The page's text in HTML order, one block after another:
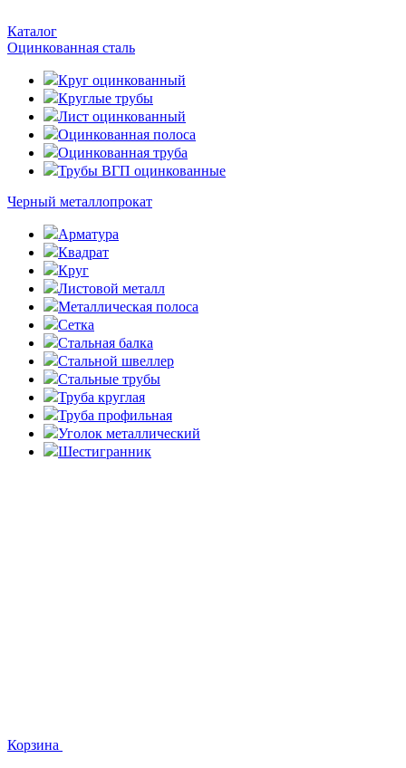
Каталог
Оцинкованная сталь
Круг оцинкованный
Круглые трубы
Лист оцинкованный
Оцинкованная полоса
Оцинкованная труба
Трубы ВГП оцинкованные
Черный металлопрокат
Арматура
Квадрат
Круг
Листовой металл
Металлическая полоса
Сетка
Стальная балка
Стальной швеллер
Стальные трубы
Труба круглая
Труба профильная
Уголок металлический
Шестигранник
Корзина